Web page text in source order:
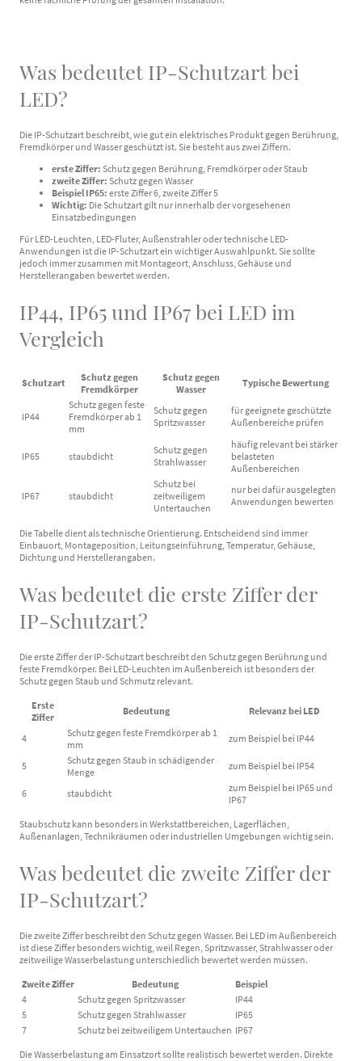
Was bedeutet IP-Schutzart bei
LED?
Die IP-Schutzart beschreibt, wie gut ein elektrisches Produkt gegen Berührung,
Fremdkörper und Wasser geschützt ist. Sie besteht aus zwei Ziffern.
erste Ziffer: Schutz gegen Berührung, Fremdkörper oder Staub
zweite Ziffer: Schutz gegen Wasser
Beispiel IP65: erste Ziffer 6, zweite Ziffer 5
Wichtig: Die Schutzart gilt nur innerhalb der vorgesehenen
Einsatzbedingungen
Für LED-Leuchten, LED-Fluter, Außenstrahler oder technische LED-
Anwendungen ist die IP-Schutzart ein wichtiger Auswahlpunkt. Sie sollte
jedoch immer zusammen mit Montageort, Anschluss, Gehäuse und
Herstellerangaben bewertet werden.
IP44, IP65 und IP67 bei LED im
Vergleich
Schutzart
Schutz gegen
Fremdkörper
Schutz gegen
Wasser
Typische Bewertung
IP44
Schutz gegen feste
Fremdkörper ab 1
mm
Schutz gegen
Spritzwasser
für geeignete geschützte
Außenbereiche prüfen
IP65 staubdicht
Schutz gegen
Strahlwasser
häufig relevant bei stärker
belasteten
Außenbereichen
IP67 staubdicht
Schutz bei
zeitweiligem
Untertauchen
nur bei dafür ausgelegten
Anwendungen bewerten
Die Tabelle dient als technische Orientierung. Entscheidend sind immer
Einbauort, Montageposition, Leitungseinführung, Temperatur, Gehäuse,
Dichtung und Herstellerangaben.
Was bedeutet die erste Ziffer der
IP-Schutzart?
Die erste Ziffer der IP-Schutzart beschreibt den Schutz gegen Berührung und
feste Fremdkörper. Bei LED-Leuchten im Außenbereich ist besonders der
Schutz gegen Staub und Schmutz relevant.
Erste
Ziffer
Bedeutung Relevanz bei LED
4
Schutz gegen feste Fremdkörper ab 1
mm
zum Beispiel bei IP44
5
Schutz gegen Staub in schädigender
Menge
zum Beispiel bei IP54
6 staubdicht
zum Beispiel bei IP65 und
IP67
Staubschutz kann besonders in Werkstattbereichen, Lagerflächen,
Außenanlagen, Technikräumen oder industriellen Umgebungen wichtig sein.
Was bedeutet die zweite Ziffer der
IP-Schutzart?
Die zweite Ziffer beschreibt den Schutz gegen Wasser. Bei LED im Außenbereich
ist diese Ziffer besonders wichtig, weil Regen, Spritzwasser, Strahlwasser oder
zeitweilige Wasserbelastung unterschiedlich bewertet werden müssen.
Zweite Ziffer Bedeutung
Beispiel
4
Schutz gegen Spritzwasser
IP44
5
Schutz gegen Strahlwasser
IP65
7
Schutz bei zeitweiligem Untertauchen IP67
Die Wasserbelastung am Einsatzort sollte realistisch bewertet werden. Direkte